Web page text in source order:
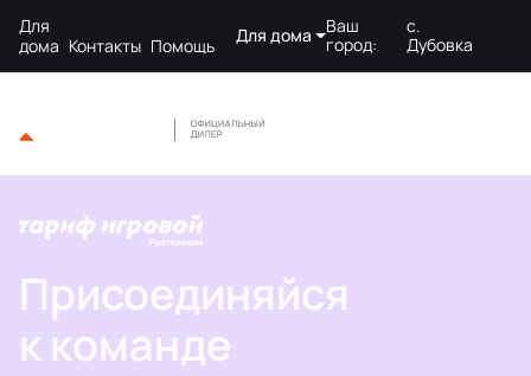
Для
дома Контакты Помощь Для дома
Ваш
город:
с.
Дубовка
Присоединяйся
к команде